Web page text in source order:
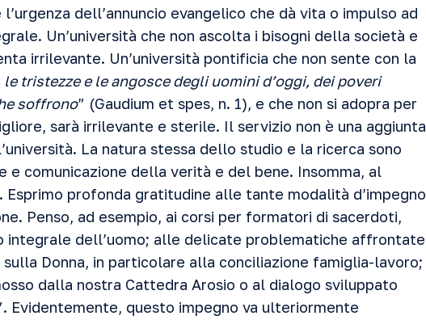
dell’annuncio evangelico che dà vita o impulso ad
Un’università che non ascolta i bisogni della società e
irrilevante. Un’università pontificia che non sente con la
le tristezze e le angosce degli uomini d’oggi, dei poveri
soffrono” (Gaudium et spes, n. 1), e che non si adopra per
sarà irrilevante e sterile. Il servizio non è una aggiunta
La natura stessa dello studio e la ricerca sono
e comunicazione della verità e del bene. Insomma, al
profonda gratitudine alle tante modalità d’impegno
Penso, ad esempio, ai corsi per formatori di sacerdoti,
integrale dell’uomo; alle delicate problematiche affrontate
Donna, in particolare alla conciliazione famiglia-lavoro;
dalla nostra Cattedra Arosio o al dialogo sviluppato
Evidentemente, questo impegno va ulteriormente